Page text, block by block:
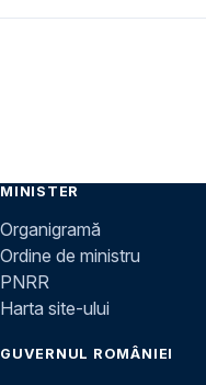
MINISTER
Organigramă
Ordine de ministru
PNRR
Harta site-ului
GUVERNUL ROMÂNIEI